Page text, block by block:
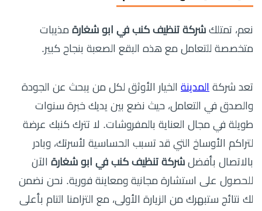
نعم، تمتلك شركة تنظيف كنب في ابو شغارة مذيبات
متخصصة للتعامل مع هذه البقع الصعبة بنجاح كبير.
تعد شركة المدينة الخيار الأوثق لكل من يبحث عن الجودة
والصدق في التعامل، حيث نضع بين يديك خبرة سنوات
طويلة في مجال العناية بالمفروشات. لا تترك كنبك عرضة
لتراكم الأوساخ التي قد تسبب الحساسية لأسرتك، وبادر
بالاتصال بأفضل شركة تنظيف كنب في ابو شغارة الآن
للحصول على استشارة مجانية ومعاينة فورية. نحن نضمن
لك نتائج ستبهرك من الزيارة الأولى، مع التزامنا التام بأعلى